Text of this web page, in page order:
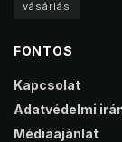
vásárlás
FONTOS
Kapcsolat
Adatvédelmi
Médiaajánlat